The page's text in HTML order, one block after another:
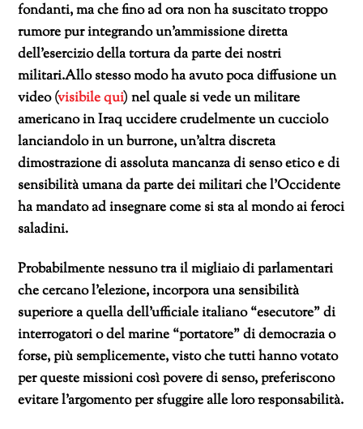
fondanti, ma che fino ad ora non ha suscitato troppo
rumore pur integrando un’ammissione diretta
dell’esercizio della tortura da parte dei nostri
militari.Allo stesso modo ha avuto poca diffusione un
video (visibile qui) nel quale si vede un militare
americano in Iraq uccidere crudelmente un cucciolo
lanciandolo in un burrone, un’altra discreta
dimostrazione di assoluta mancanza di senso etico e di
sensibilità umana da parte dei militari che l’Occidente
ha mandato ad insegnare come si sta al mondo ai feroci
saladini.
Probabilmente nessuno tra il migliaio di parlamentari
che cercano l’elezione, incorpora una sensibilità
superiore a quella dell’ufficiale italiano “esecutore” di
interrogatori o del marine “portatore” di democrazia o
forse, più semplicemente, visto che tutti hanno votato
per queste missioni così povere di senso, preferiscono
evitare l’argomento per sfuggire alle loro responsabilità.